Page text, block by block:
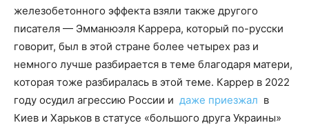
железобетонного эффекта взяли также другого
писателя — Эмманюэля Каррера, который по-русски
говорит, был в этой стране более четырех раз и
немного лучше разбирается в теме благодаря матери,
которая тоже разбиралась в этой теме. Каррер в 2022
году осудил агрессию России и даже приезжал в
Киев и Харьков в статусе «большого друга Украины»